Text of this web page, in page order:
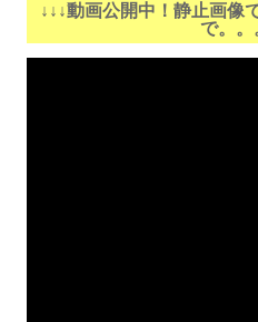
↓↓↓動画公開中！静止画像
で。。